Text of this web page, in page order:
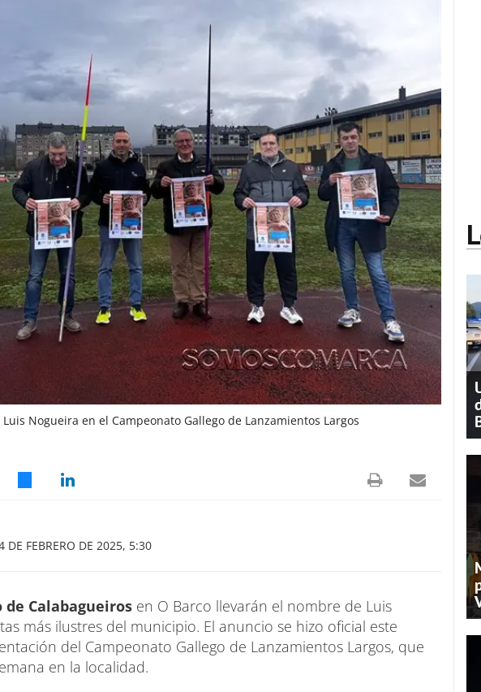
Nogueira en el Campeonato Gallego de Lanzamientos Largos
DE FEBRERO DE 2025, 5:30
Calabagueiros en O Barco llevarán el nombre de Luis
más ilustres del municipio. El anuncio se hizo oficial este
del Campeonato Gallego de Lanzamientos Largos, que
en la localidad.